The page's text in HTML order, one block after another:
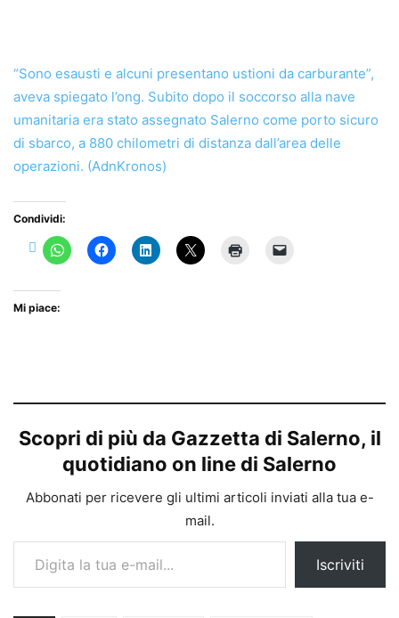
“Sono esausti e alcuni presentano ustioni da carburante”,
aveva spiegato l’ong. Subito dopo il soccorso alla nave
umanitaria era stato assegnato Salerno come porto sicuro
di sbarco, a 880 chilometri di distanza dall’area delle
operazioni. (AdnKronos)
Condividi:
Mi piace:
Scopri di più da Gazzetta di Salerno, il
quotidiano on line di Salerno
Abbonati per ricevere gli ultimi articoli inviati alla tua e-
mail.
Digita la tua e-mail...
Iscriviti